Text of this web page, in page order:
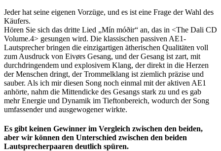
Jeder hat seine eigenen Vorzüge, und es ist eine Frage der Wahl des
Käufers.
Hören Sie sich das dritte Lied „Mín móðir“ an, das in <The Dali CD
Volume.4> gesungen wird. Die klassischen passiven AE1-
Lautsprecher bringen die einzigartigen ätherischen Qualitäten voll
zum Ausdruck von Eivørs Gesang, und der Gesang ist zart, mit
durchdringendem und explosivem Klang, der direkt in die Herzen
der Menschen dringt, der Trommelklang ist ziemlich präzise und
sauber. Als ich mir diesen Song noch einmal mit der aktiven AE1
anhörte, nahm die Mittendicke des Gesangs stark zu und es gab
mehr Energie und Dynamik im Tieftonbereich, wodurch der Song
umfassender und ausgewogener wirkte.
Es gibt keinen Gewinner im Vergleich zwischen den beiden,
aber wir können den Unterschied zwischen den beiden
Lautsprecherpaaren deutlich spüren.